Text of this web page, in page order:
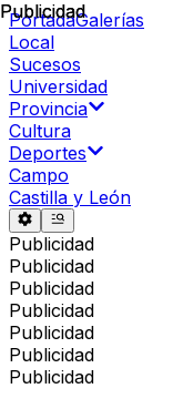
PortadaGalerías
Local
Sucesos
Universidad
Provincia
Cultura
Deportes
Campo
Castilla y León
Publicidad
Publicidad
Publicidad
Publicidad
Publicidad
Publicidad
Publicidad
Publicidad
Publicidad